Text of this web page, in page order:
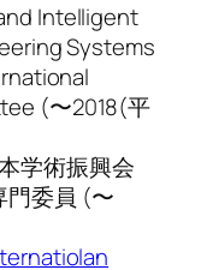
Intelligent
Systems
(〜2018(平
学術振興会
門委員 (〜